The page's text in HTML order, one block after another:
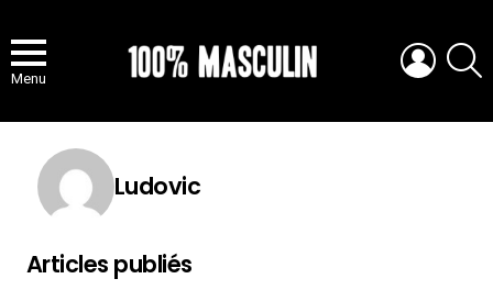
Menu
LOGIN
Ludovic
Articles publiés